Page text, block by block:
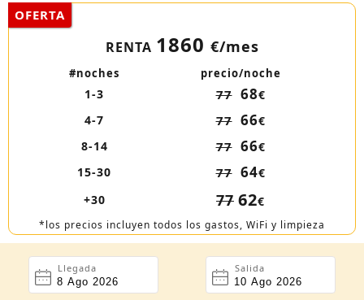
OFERTA
RENTA 1860 €/mes
#noches precio/noche
1-3 77 68€
4-7
77 66€
8-14
77 66€
15-30
77 64€
+30
77 62€
*los precios incluyen todos los gastos, WiFi y limpieza
Llegada Salida